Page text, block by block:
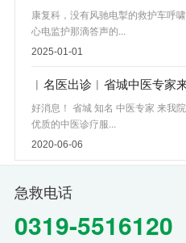
康复科，没有风驰电掣的救护车呼
心电监护那滴答声的...
2025-01-01
︱名医出诊︱省城中医专
好消息！ 省城 知名 中医专家 来我
优质的中医诊疗服...
2020-06-06
急救电话
0319-5516120